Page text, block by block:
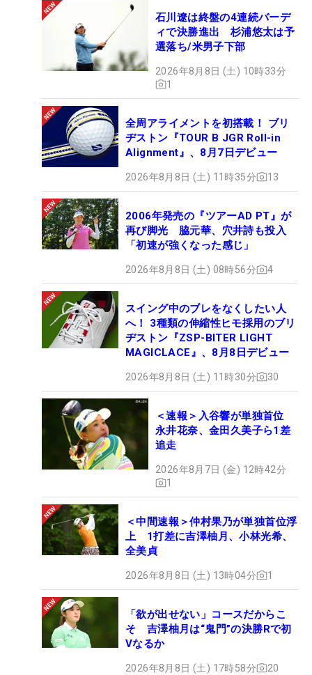
石川遼は終盤の4連続バーデ
ィで決勝進出 杉浦悠太は予
選落ち/米男子下部
2026年8月8日 (土) 10時33分
1
全周アライメントを初搭載！ ブリ
ヂストン『TOUR B JGR Roll-in
Alignment』、8月7日デビュー
2026年8月8日 (土) 11時35分 13
2006年発売の『ツアーAD PT』が
再び脚光 脇元華、穴井詩も投入
「初速が強くなった感じ」
2026年8月8日 (土) 08時56分 4
スイング中のブレをなくしたい人
へ！ 3種類の伸縮性ヒモ採用のブリ
ヂストン『ZSP-BITER LIGHT
MAGICLACE』、8月8日デビュー
2026年8月8日 (土) 11時30分 30
＜速報＞入谷響が単独首位
永井花奈、金田久美子ら1差
追走
2026年8月7日 (金) 12時42分
1
＜中間速報＞仲村果乃が単独首位浮
上 1打差に吉澤柚月、小林光希、
全美貞
2026年8月8日 (土) 13時04分 1
「欲が出せない」コースだからこ
そ 吉澤柚月は“鬼門”の決勝Rで初
Vなるか
2026年8月8日 (土) 17時58分 20